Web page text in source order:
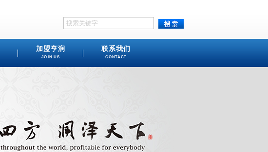
加盟亨润
JOIN US
联系我们
CONTACT